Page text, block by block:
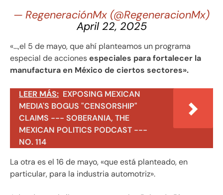
— RegeneraciónMx (@RegeneracionMx)
April 22, 2025
«…,el 5 de mayo, que ahí planteamos un programa
especial de accionesespeciales para fortalecer la
manufactura en México de ciertos sectores».
LEER MÁS: EXPOSING MEXICAN
MEDIA'S BOGUS "CENSORSHIP"
CLAIMS --- SOBERANIA, THE
MEXICAN POLITICS PODCAST ---
NO. 114
La otra es el 16 de mayo, «que está planteado, en
particular, para la industria automotriz».